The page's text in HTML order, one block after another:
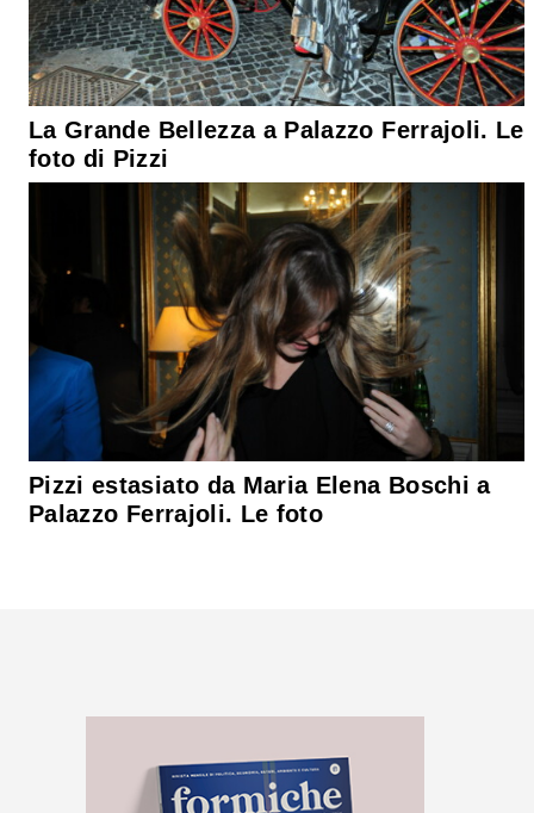
La Grande Bellezza a Palazzo Ferrajoli. Le
foto di Pizzi
Pizzi estasiato da Maria Elena Boschi a
Palazzo Ferrajoli. Le foto